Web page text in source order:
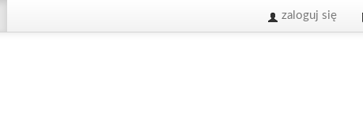
zaloguj się